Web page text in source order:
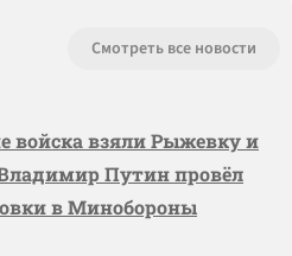
Смотреть все новости
войска взяли Рыжевку и
Путин провёл
в Минобороны